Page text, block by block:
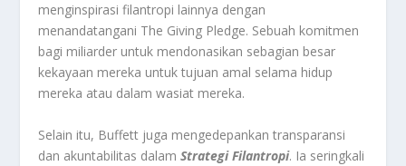
menginspirasi filantropi lainnya dengan
menandatangani The Giving Pledge. Sebuah komitmen
bagi miliarder untuk mendonasikan sebagian besar
kekayaan mereka untuk tujuan amal selama hidup
mereka atau dalam wasiat mereka.
Selain itu, Buffett juga mengedepankan transparansi
dan akuntabilitas dalamStrategi Filantropi. Ia seringkali